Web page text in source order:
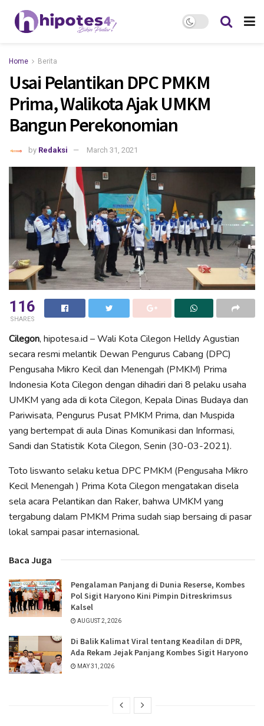
Home Berita
Usai Pelantikan DPC PMKM
Prima, Walikota Ajak UMKM
Bangun Perekonomian
by Redaksi March 31, 2021
116
SHARES
Cilegon, hipotesa.id – Wali Kota Cilegon Helldy Agustian
secara resmi melantik Dewan Pengurus Cabang (DPC)
Pengusaha Mikro Kecil dan Menengah (PMKM) Prima
Indonesia Kota Cilegon dengan dihadiri dari 8 pelaku usaha
UMKM yang ada di kota Cilegon, Kepala Dinas Budaya dan
Pariwisata, Pengurus Pusat PMKM Prima, dan Muspida
yang bertempat di aula Dinas Komunikasi dan Informasi,
Sandi dan Statistik Kota Cilegon, Senin (30-03-2021).
Toto liswanto selaku ketua DPC PMKM (Pengusaha Mikro
Kecil Menengah ) Prima Kota Cilegon mengatakan disela
sela acara Pelantikan dan Raker, bahwa UMKM yang
tergabung dalam PMKM Prima sudah siap bersaing di pasar
lokal sampai pasar internasional.
Baca Juga
Pengalaman Panjang di Dunia Reserse, Kombes
Pol Sigit Haryono Kini Pimpin Ditreskrimsus
Kalsel
AUGUST 2, 2026
Di Balik Kalimat Viral tentang Keadilan di DPR,
Ada Rekam Jejak Panjang Kombes Sigit Haryono
MAY 31, 2026